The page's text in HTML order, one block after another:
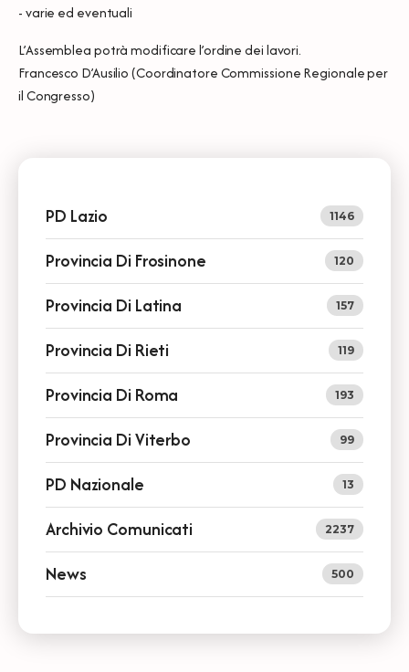
- varie ed eventuali
L’Assemblea potrà modificare l’ordine dei lavori.
Francesco D’Ausilio (Coordinatore Commissione Regionale per
il Congresso)
PD Lazio 1146
Provincia Di Frosinone 120
Provincia Di Latina 157
Provincia Di Rieti 119
Provincia Di Roma 193
Provincia Di Viterbo 99
PD Nazionale 13
Archivio Comunicati 2237
News 500